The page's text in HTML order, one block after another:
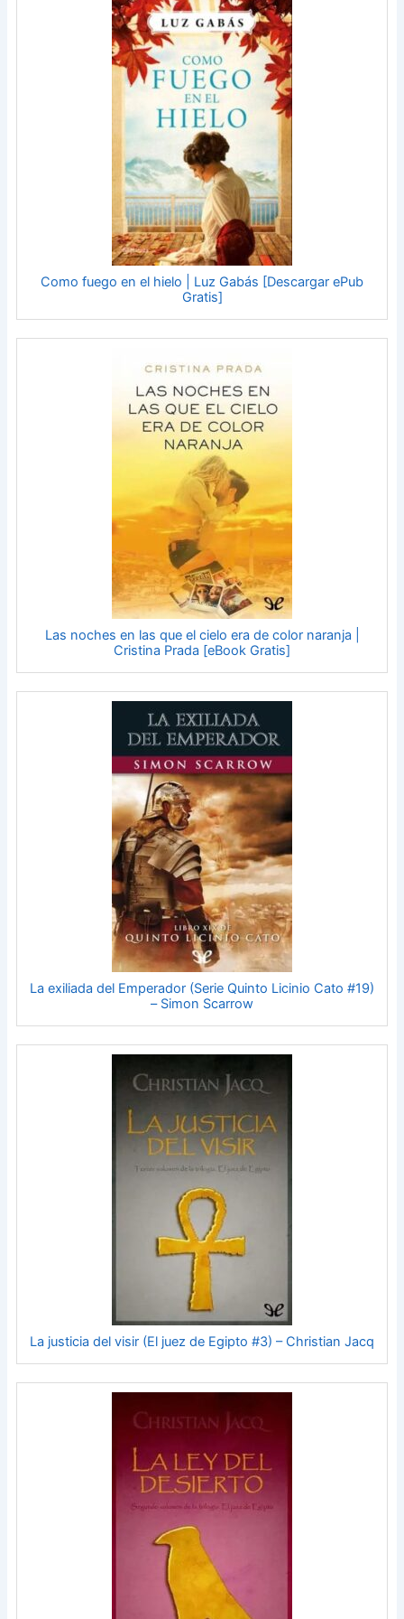
Como fuego en el hielo | Luz Gabás [Descargar ePub
Gratis]
Las noches en las que el cielo era de color naranja |
Cristina Prada [eBook Gratis]
La exiliada del Emperador (Serie Quinto Licinio Cato #19)
– Simon Scarrow
La justicia del visir (El juez de Egipto #3) – Christian Jacq